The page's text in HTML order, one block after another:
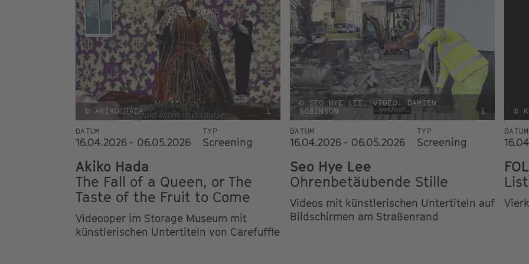
© AKIKO HADA i
DATUM
16.04.2026 - 06.05.2026
TYP
Screening
Akiko Hada
The Fall of a Queen, or The
Taste of the Fruit to Come
Videooper im Storage Museum mit
künstlerischen Untertiteln von Carefuffle
© SEO HYE LEE, VIDEO: DAMIEN
ROBINSON
i
DATUM
16.04.2026 - 06.05.2026
TYP
Screening
Seo Hye Lee
Ohrenbetäubende Stille
Videos mit künstlerischen Untertiteln auf
Bildschirmen am Straßenrand
©
DATUM